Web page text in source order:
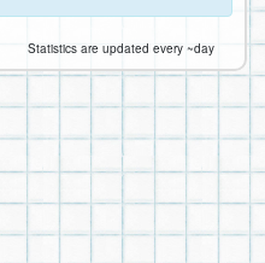
Statistics are updated every ~day